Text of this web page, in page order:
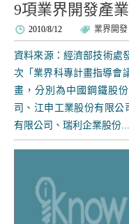
9項業界開發產
2010/8/12 業界開發
資料來源：經濟部技術處
次「業界科專計畫指導會
畫，分別為中國鋼鐵股
司、江申工業股份有限公
有限公司、瑞利企業股份...